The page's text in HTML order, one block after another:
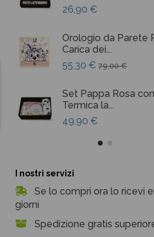
26,90 €
Orologio da Parete
Carica dei...
55,30 € 79,00 €
Set Pappa Rosa
Termica la...
49,90 €
I nostri servizi
Se lo compri ora lo ricevi
giorni
Spedizione gratis